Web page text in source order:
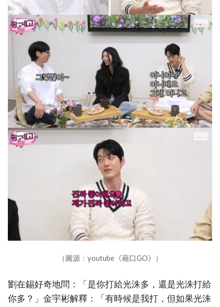
（圖源：youtube《藉口GO》）
劉在錫好奇地問：「是你打給光洙多，還是光洙打給
你多？」金宇彬解釋：「有時候是我打，但如果光洙